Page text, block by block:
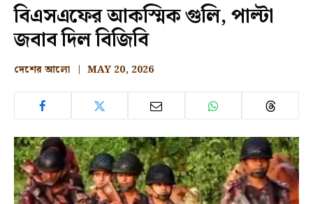
বিএসএফের আকস্মিক গুলি, পাল্টা
জবাব দিল বিজিবি
দেশের আলো MAY 20, 2026